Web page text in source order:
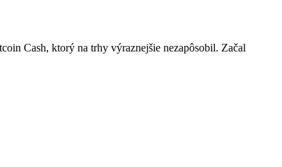
Cash, ktorý na trhy výraznejšie nezapôsobil. Začal